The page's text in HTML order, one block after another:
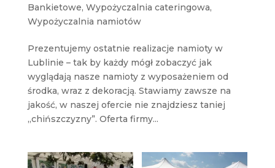
Bankietowe, Wypożyczalnia cateringowa,
Wypożyczalnia namiotów
Prezentujemy ostatnie realizacje namioty w
Lublinie – tak by każdy mógł zobaczyć jak
wyglądają nasze namioty z wyposażeniem od
środka, wraz z dekoracją. Stawiamy zawsze na
jakość, w naszej ofercie nie znajdziesz taniej
„chińszczyzny”. Oferta firmy...